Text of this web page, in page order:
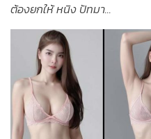
ต้องยกให้ หนิง ปัทมา...